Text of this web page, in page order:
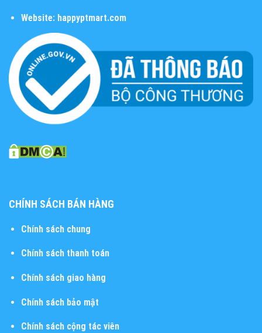
Website: happyptmart.com
CHÍNH SÁCH BÁN HÀNG
Chính sách chung
Chính sách thanh toán
Chính sách giao hàng
Chính sách bảo mật
Chính sách cộng tác viên